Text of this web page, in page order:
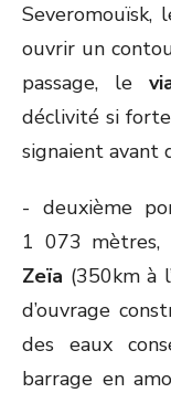
Severomouïsk,
ouvrir un
passage, le
déclivité si
signaient avant
- deuxième
1 073 mètres,
Zeïa (350km à
d’ouvrage
des eaux
barrage en